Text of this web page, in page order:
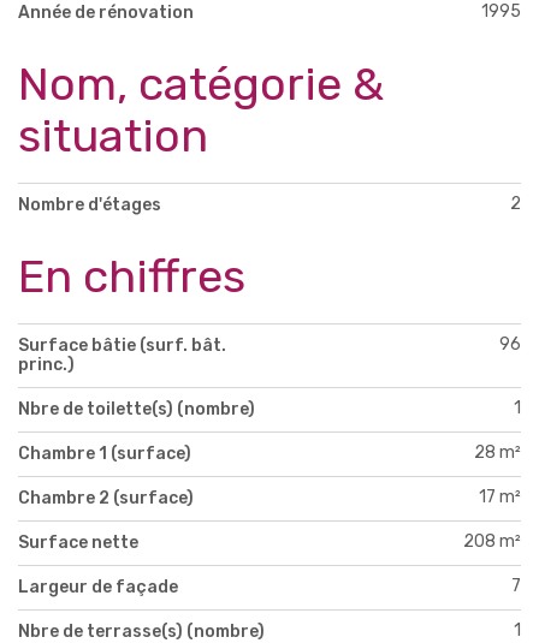
Année de rénovation 1995
Nom, catégorie &
situation
Nombre d'étages 2
En chiffres
Surface bâtie (surf. bât.
princ.)
96
Nbre de toilette(s) (nombre) 1
Chambre 1 (surface) 28 m²
Chambre 2 (surface) 17 m²
Surface nette 208 m²
Largeur de façade 7
Nbre de terrasse(s) (nombre) 1